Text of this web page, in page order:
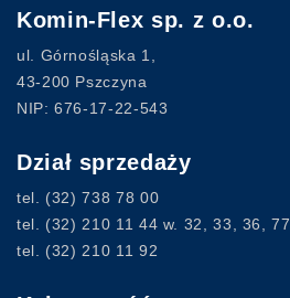
Komin-Flex sp. z o.o.
ul. Górnośląska 1,
43-200 Pszczyna
NIP: 676-17-22-543
Dział sprzedaży
tel. (32) 738 78 00
tel. (32) 210 11 44 w. 32, 33, 36, 77
tel. (32) 210 11 92